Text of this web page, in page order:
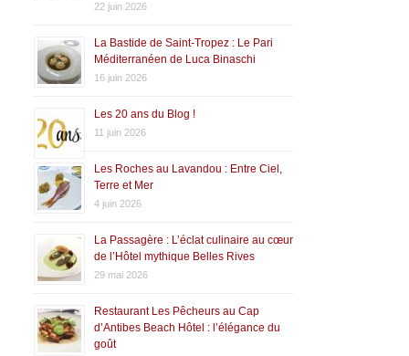
22 juin 2026
La Bastide de Saint-Tropez : Le Pari
Méditerranéen de Luca Binaschi
16 juin 2026
Les 20 ans du Blog !
11 juin 2026
Les Roches au Lavandou : Entre Ciel,
Terre et Mer
4 juin 2026
La Passagère : L’éclat culinaire au cœur
de l’Hôtel mythique Belles Rives
29 mai 2026
Restaurant Les Pêcheurs au Cap
d’Antibes Beach Hôtel : l’élégance du
goût